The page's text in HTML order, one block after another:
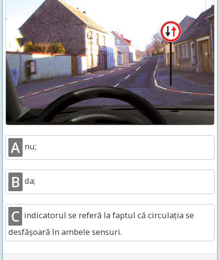
A nu;
B da;
C indicatorul se referă la faptul că circulația se
desfășoară în ambele sensuri.